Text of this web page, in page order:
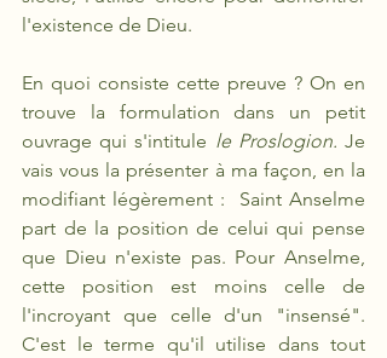
l'existence de Dieu.
En quoi consiste cette preuve ? On en
trouve la formulation dans un petit
ouvrage qui s'intitule le Proslogion. Je
vais vous la présenter à ma façon, en la
modifiant légèrement :  Saint Anselme
part de la position de celui qui pense
que Dieu n'existe pas. Pour Anselme,
cette position est moins celle de
l'incroyant que celle d'un "insensé".
C'est le terme qu'il utilise dans tout